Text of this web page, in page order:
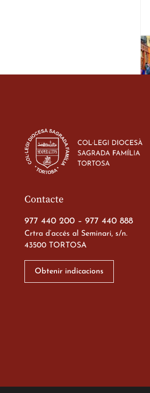
Contacte
977 440 200 – 977 440 888
Crtra d’accés al Seminari, s/n.
43500 TORTOSA
Obtenir indicacions